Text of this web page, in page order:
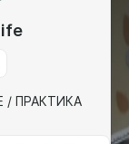
/ ПРАКТИКА